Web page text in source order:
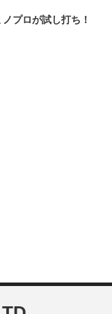
プロが試し打ち！